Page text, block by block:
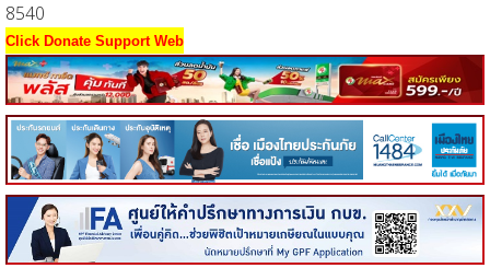
8540
Click Donate Support Web